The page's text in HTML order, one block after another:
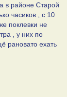
в районе Старой
часиков , с 10
поклевки не
, у них по
рановато ехать